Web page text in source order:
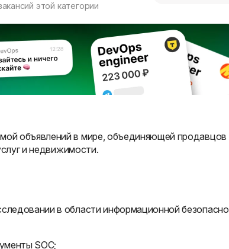
этой категории
объявлений в мире, объединяющей продавцов
и недвижимости.
в области информационной
SOC;